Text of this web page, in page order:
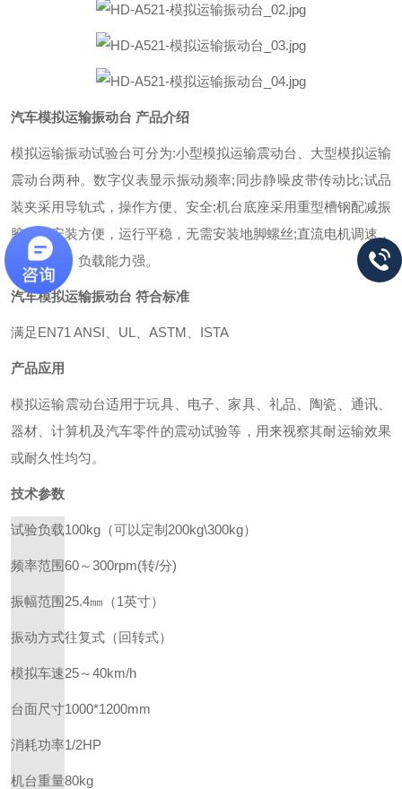
汽车模拟运输振动台 产品介绍
模拟运输振动试验台可分为:小型模拟运输震动台、大型模拟运输
震动台两种。数字仪表显示振动频率;同步静噪皮带传动比;试品
装夹采用导轨式，操作方便、安全;机台底座采用重型槽钢配减振
胶垫，安装方便，运行平稳，无需安装地脚螺丝;直流电机调速，
运行平稳，负载能力强。
汽车模拟运输振动台 符合标准
满足EN71 ANSI、UL、ASTM、ISTA
产品应用
模拟运输震动台适用于玩具、电子、家具、礼品、陶瓷、通讯、
器材、计算机及汽车零件的震动试验等，用来视察其耐运输效果
或耐久性均匀。
技术参数
试验负载100kg（可以定制200kg\300kg）
频率范围60～300rpm(转/分)
振幅范围 25.4㎜（1英寸）
振动方式往复式（回转式）
模拟车速25～40km/h
台面尺寸1000*1200mm
消耗功率1/2HP
机台重量80kg